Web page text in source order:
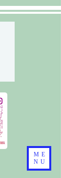
ME
NU